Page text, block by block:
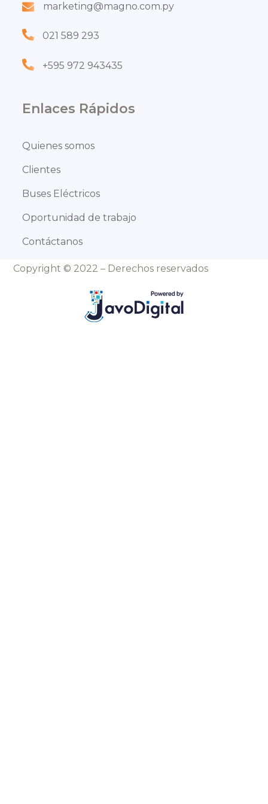
marketing@magno.com.py
021 589 293
+595 972 943435
Enlaces Rápidos
Quienes somos
Clientes
Buses Eléctricos
Oportunidad de trabajo
Contáctanos
Copyright © 2022 – Derechos reservados